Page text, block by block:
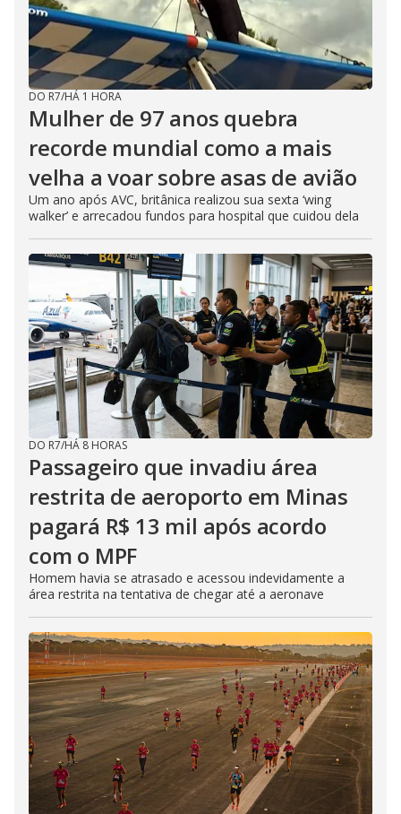
DO R7/HÁ 1 HORA
Mulher de 97 anos quebra
recorde mundial como a mais
velha a voar sobre asas de avião
Um ano após AVC, britânica realizou sua sexta ‘wing
walker’ e arrecadou fundos para hospital que cuidou dela
DO R7/HÁ 8 HORAS
Passageiro que invadiu área
restrita de aeroporto em Minas
pagará R$ 13 mil após acordo
com o MPF
Homem havia se atrasado e acessou indevidamente a
área restrita na tentativa de chegar até a aeronave